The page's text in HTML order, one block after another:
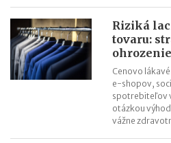
Budovanie značky pomocou
Personalizácia v digitálnom
Riziká
tovaru:
Cenovo
e-shopov,
spotrebiteľov
otázkou
vážne